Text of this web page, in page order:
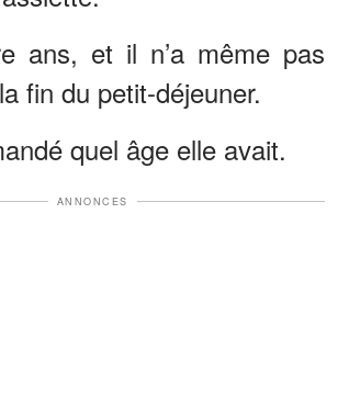
ans, et il n’a même pas
fin du petit-déjeuner.
quel âge elle avait.
ANNONCES